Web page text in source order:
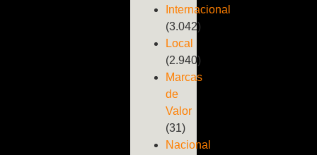
Internacional
(3.042)
Local
(2.940)
Marcas
de
Valor
(31)
Nacional